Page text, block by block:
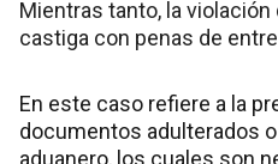
Mientras tanto, la
castiga con penas de
En este caso refiere a la
documentos adulterados
aduanero, los cuales son